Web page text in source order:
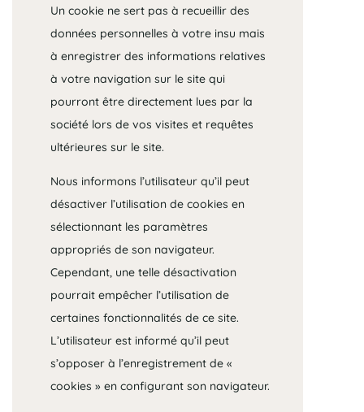
Un cookie ne sert pas à recueillir des
données personnelles à votre insu mais
à enregistrer des informations relatives
à votre navigation sur le site qui
pourront être directement lues par la
société lors de vos visites et requêtes
ultérieures sur le site.
Nous informons l’utilisateur qu’il peut
désactiver l’utilisation de cookies en
sélectionnant les paramètres
appropriés de son navigateur.
Cependant, une telle désactivation
pourrait empêcher l’utilisation de
certaines fonctionnalités de ce site.
L’utilisateur est informé qu’il peut
s’opposer à l’enregistrement de «
cookies » en configurant son navigateur.